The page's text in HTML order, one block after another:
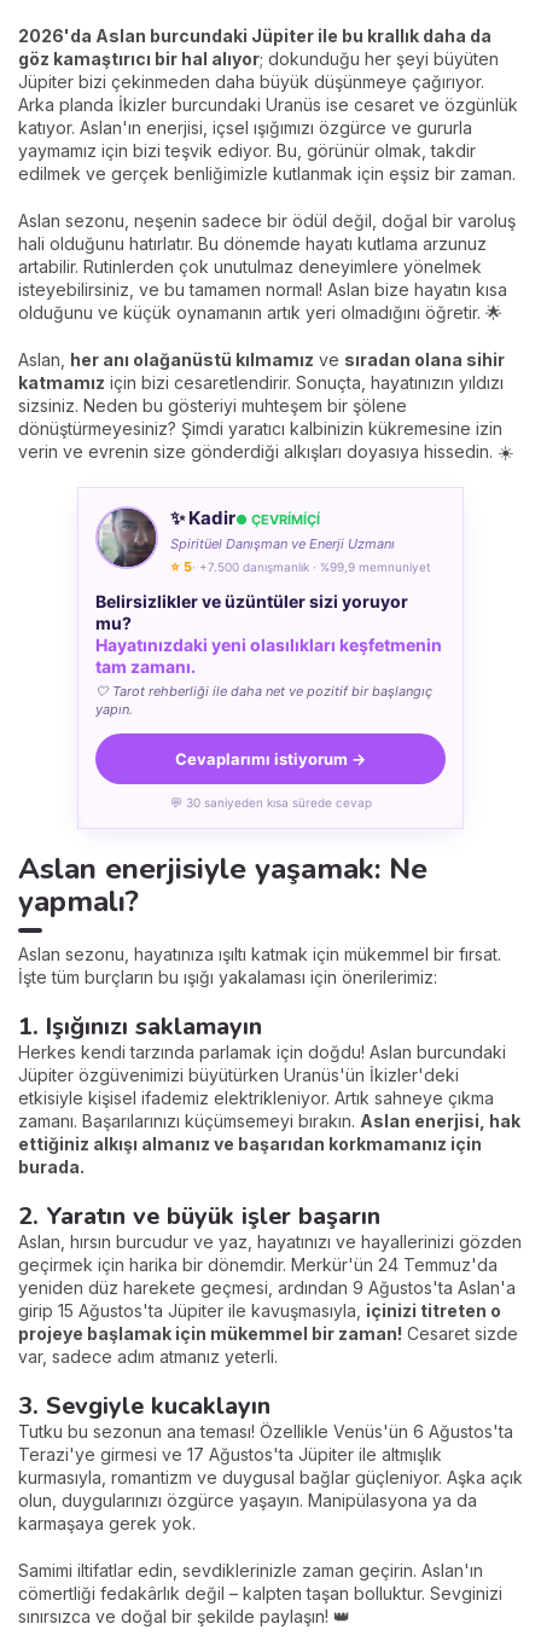
2026'da Aslan burcundaki Jüpiter ile bu krallık daha da
göz kamaştırıcı bir hal alıyor; dokunduğu her şeyi büyüten
Jüpiter bizi çekinmeden daha büyük düşünmeye çağırıyor.
Arka planda İkizler burcundaki Uranüs ise cesaret ve özgünlük
katıyor. Aslan'ın enerjisi, içsel ışığımızı özgürce ve gururla
yaymamız için bizi teşvik ediyor. Bu, görünür olmak, takdir
edilmek ve gerçek benliğimizle kutlanmak için eşsiz bir zaman.
Aslan sezonu, neşenin sadece bir ödül değil, doğal bir varoluş
hali olduğunu hatırlatır. Bu dönemde hayatı kutlama arzunuz
artabilir. Rutinlerden çok unutulmaz deneyimlere yönelmek
isteyebilirsiniz, ve bu tamamen normal! Aslan bize hayatın kısa
olduğunu ve küçük oynamanın artık yeri olmadığını öğretir. 🌟
Aslan, her anı olağanüstü kılmamız ve sıradan olana sihir
katmamız için bizi cesaretlendirir. Sonuçta, hayatınızın yıldızı
sizsiniz. Neden bu gösteriyi muhteşem bir şölene
dönüştürmeyesiniz? Şimdi yaratıcı kalbinizin kükremesine izin
verin ve evrenin size gönderdiği alkışları doyasıya hissedin. ☀️
✨ Kadir● ÇEVRÍMÍÇÍ
Spiritüel Danışman ve Enerji Uzmanı
⭐ 5· +7.500 danışmanlık · %99,9 memnuniyet
Belirsizlikler ve üzüntüler sizi yoruyor
mu?
Hayatınızdaki yeni olasılıkları keşfetmenin
tam zamanı.
🤍 Tarot rehberliği ile daha net ve pozitif bir başlangıç
yapın.
Cevaplarımı istiyorum →
💬 30 saniyeden kısa sürede cevap
Aslan enerjisiyle yaşamak: Ne
yapmalı?
Aslan sezonu, hayatınıza ışıltı katmak için mükemmel bir fırsat.
İşte tüm burçların bu ışığı yakalaması için önerilerimiz:
1. Işığınızı saklamayın
Herkes kendi tarzında parlamak için doğdu! Aslan burcundaki
Jüpiter özgüvenimizi büyütürken Uranüs'ün İkizler'deki
etkisiyle kişisel ifademiz elektrikleniyor. Artık sahneye çıkma
zamanı. Başarılarınızı küçümsemeyi bırakın. Aslan enerjisi, hak
ettiğiniz alkışı almanız ve başarıdan korkmamanız için
burada.
2. Yaratın ve büyük işler başarın
Aslan, hırsın burcudur ve yaz, hayatınızı ve hayallerinizi gözden
geçirmek için harika bir dönemdir. Merkür'ün 24 Temmuz'da
yeniden düz harekete geçmesi, ardından 9 Ağustos'ta Aslan'a
girip 15 Ağustos'ta Jüpiter ile kavuşmasıyla, içinizi titreten o
projeye başlamak için mükemmel bir zaman! Cesaret sizde
var, sadece adım atmanız yeterli.
3. Sevgiyle kucaklayın
Tutku bu sezonun ana teması! Özellikle Venüs'ün 6 Ağustos'ta
Terazi'ye girmesi ve 17 Ağustos'ta Jüpiter ile altmışlık
kurmasıyla, romantizm ve duygusal bağlar güçleniyor. Aşka açık
olun, duygularınızı özgürce yaşayın. Manipülasyona ya da
karmaşaya gerek yok.
Samimi iltifatlar edin, sevdiklerinizle zaman geçirin. Aslan'ın
cömertliği fedakârlık değil – kalpten taşan bolluktur. Sevginizi
sınırsızca ve doğal bir şekilde paylaşın! 👑